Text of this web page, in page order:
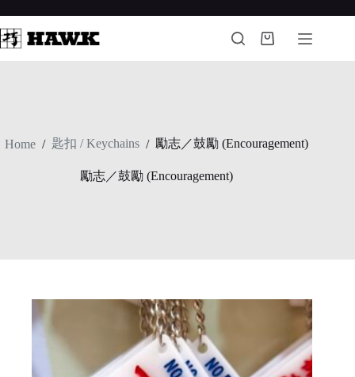
to
content
Shopping
Home / 匙扣 / Keychains / 勵志／鼓勵 (Encouragement)
勵志／鼓勵 (Encouragement)